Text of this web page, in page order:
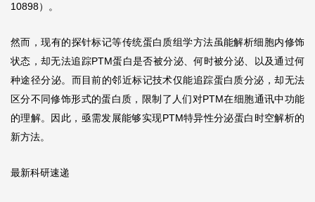
10898）。
然而，现有的探针标记等传统蛋白质组学方法虽能解析细胞内修饰
状态，却无法追踪PTM蛋白是否被分泌、何时被分泌、以及通过何
种途径分泌。而目前的邻近标记技术仅能追踪蛋白质分泌，却无法
区分不同修饰形式的蛋白质，限制了人们对PTM在细胞通讯中功能
的理解。因此，亟需发展能够实现PTM特异性分泌蛋白时空解析的
新方法。
最新科研速递